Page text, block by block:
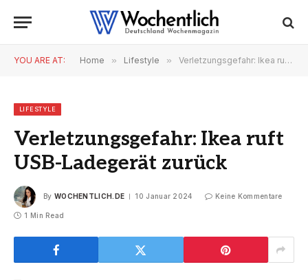
YOU ARE AT: Home » Lifestyle » Verletzungsgefahr: Ikea ruft USB-Ladegerät zurück
LIFESTYLE
Verletzungsgefahr: Ikea ruft
USB-Ladegerät zurück
By WOCHENTLICH.DE 10 Januar 2024 Keine Kommentare
1 Min Read